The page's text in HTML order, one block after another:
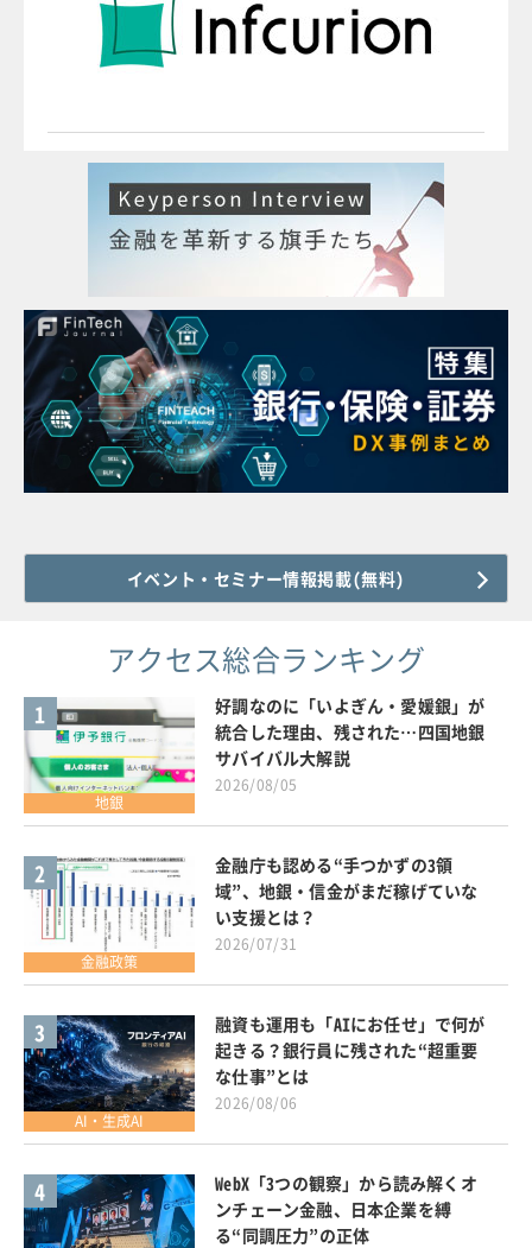
イベント・セミナー情報掲載(無料)
アクセス総合ランキング
1
地銀
好調なのに「いよぎん・愛媛銀」が
統合した理由、残された…四国地銀
サバイバル大解説
2026/08/05
2
金融政策
金融庁も認める“手つかずの3領
域”、地銀・信金がまだ稼げていな
い支援とは？
2026/07/31
3
AI・生成AI
融資も運用も「AIにお任せ」で何が
起きる？銀行員に残された“超重要
な仕事”とは
2026/08/06
4
WebX「3つの観察」から読み解くオ
ンチェーン金融、日本企業を縛
る“同調圧力”の正体